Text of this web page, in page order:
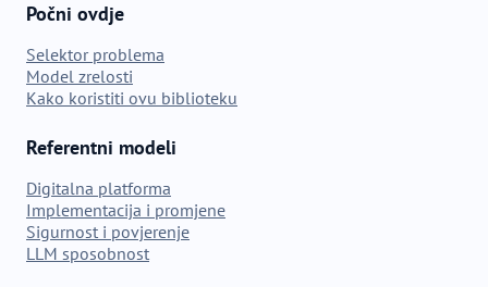
Počni ovdje
Selektor problema
Model zrelosti
Kako koristiti ovu biblioteku
Referentni modeli
Digitalna platforma
Implementacija i promjene
Sigurnost i povjerenje
LLM sposobnost